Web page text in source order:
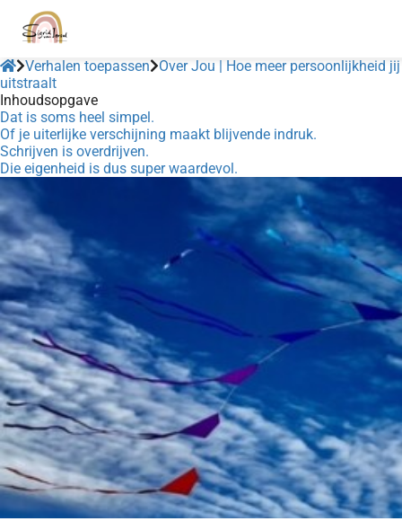
Verhalen toepassen
Over Jou | Hoe meer persoonlijkheid jij
uitstraalt
Inhoudsopgave
Dat is soms heel simpel.
Of je uiterlijke verschijning maakt blijvende indruk.
Schrijven is overdrijven.
Die eigenheid is dus super waardevol.